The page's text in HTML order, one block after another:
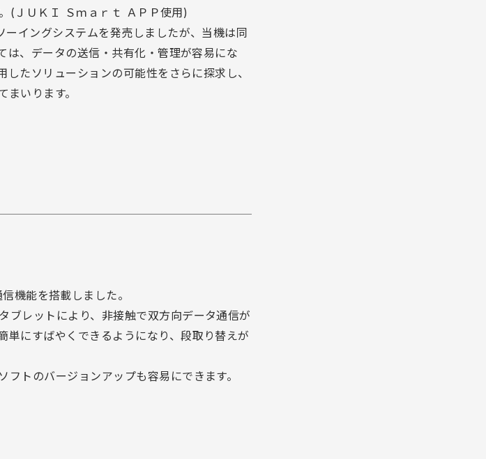
(ＪＵＫＩ Ｓｍａｒｔ ＡＰＰ使用)
イングシステムを発売しましたが、当機は同
は、データの送信・共有化・管理が容易にな
たソリューションの可能性をさらに探求し、
いります。
機能を搭載しました。
ブレットにより、非接触で双方向データ通信が
単にすばやくできるようになり、段取り替えが
トのバージョンアップも容易にできます。